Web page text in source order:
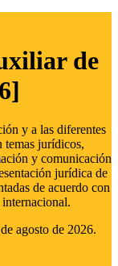
de
y a las diferentes
temas jurídicos,
y comunicación
jurídica de
de acuerdo con
agosto de 2026.